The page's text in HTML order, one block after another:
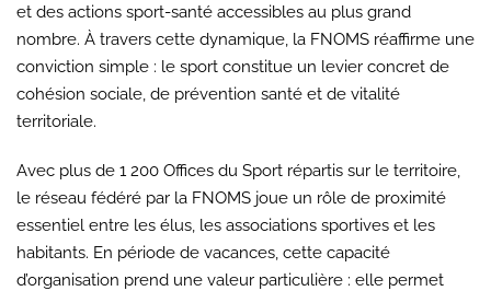
et des actions sport-santé accessibles au plus grand
nombre. À travers cette dynamique, la FNOMS réaffirme une
conviction simple : le sport constitue un levier concret de
cohésion sociale, de prévention santé et de vitalité
territoriale.
Avec plus de 1 200 Offices du Sport répartis sur le territoire,
le réseau fédéré par la FNOMS joue un rôle de proximité
essentiel entre les élus, les associations sportives et les
habitants. En période de vacances, cette capacité
d’organisation prend une valeur particulière : elle permet